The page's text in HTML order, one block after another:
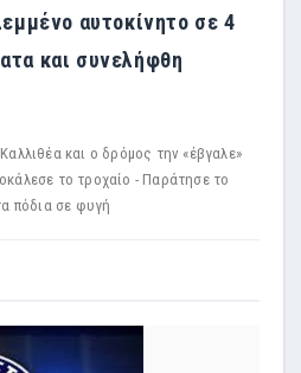
αυτοκίνητο σε 4
και συνελήφθη
και ο δρόμος την «έβγαλε»
το τροχαίο - Παράτησε το
πόδια σε φυγή